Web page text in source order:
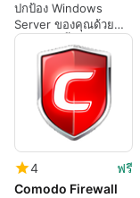
ปกป้อง Windows
Server ของคุณด้วย
ไฟร์วอลล์นี้
4
ฟรี
Comodo Firewall